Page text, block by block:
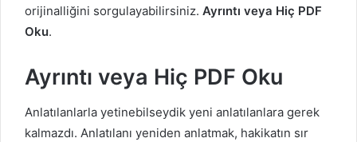
orijinalliğini sorgulayabilirsiniz. Ayrıntı veya Hiç PDF
Oku.
Ayrıntı veya Hiç PDF Oku
Anlatılanlarla yetinebilseydik yeni anlatılanlara gerek
kalmazdı. Anlatılanı yeniden anlatmak, hakikatın sır